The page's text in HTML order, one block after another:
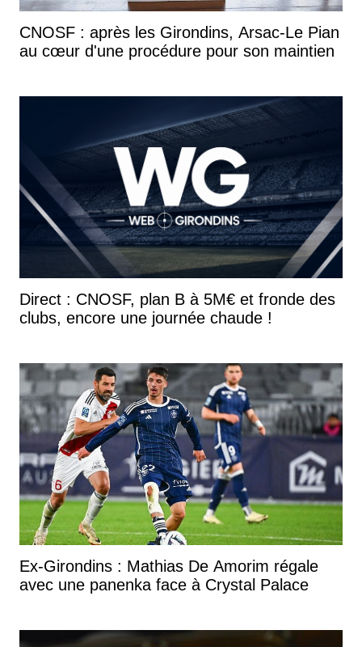
CNOSF : après les Girondins, Arsac-Le Pian
au cœur d'une procédure pour son maintien
Direct : CNOSF, plan B à 5M€ et fronde des
clubs, encore une journée chaude !
Ex-Girondins : Mathias De Amorim régale
avec une panenka face à Crystal Palace